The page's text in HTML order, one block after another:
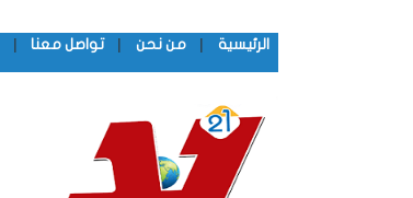
الرئيسية | من نحن | تواصل معنا |